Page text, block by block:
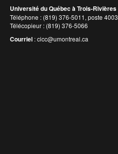
Université du Québec à Trois-Rivières
Téléphone : (819) 376-5011, poste 4003
Télécopieur : (819) 376-5066
Courriel :cicc@umontreal.ca